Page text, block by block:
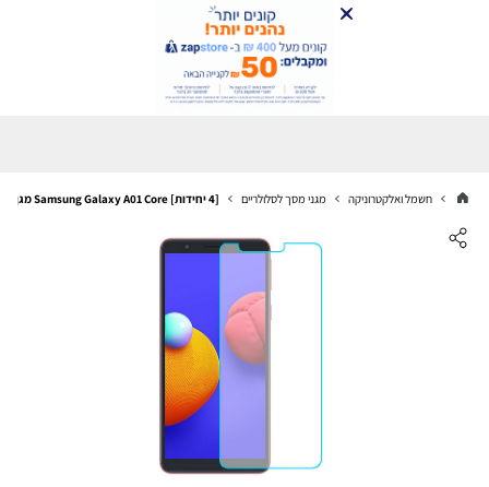
חשמל ואלקטרוניקה מגני מסך לסלולריים [4 יחידות] Samsung Galaxy A01 Core מגן מסך נאנו זכוכית 9H סקרין מובייל